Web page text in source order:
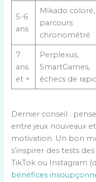
5-6
ans
Mikado coloré,
parcours
chronométré
7
ans
et +
Perplexus,
SmartGames,
échecs de
Dernier conseil :
entre jeux nouveaux
motivation. Un bon
s’inspirer des tests
TikTok ou Instagram
bénéfices